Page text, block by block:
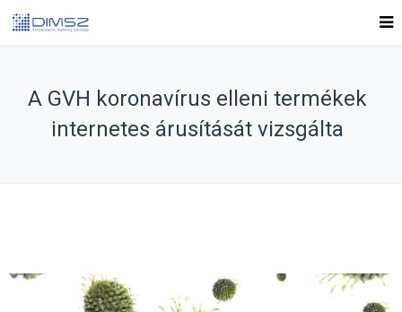
A GVH koronavírus elleni termékek
internetes árusítását vizsgálta